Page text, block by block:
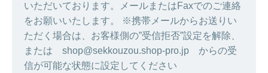
いただいております。メールまたはFaxでのご連絡
をお願いいたします。 ※携帯メールからお送りい
ただく場合は、お客様側の”受信拒否”設定を解除、
または shop@sekkouzou.shop-pro.jp からの受
信が可能な状態に設定してください